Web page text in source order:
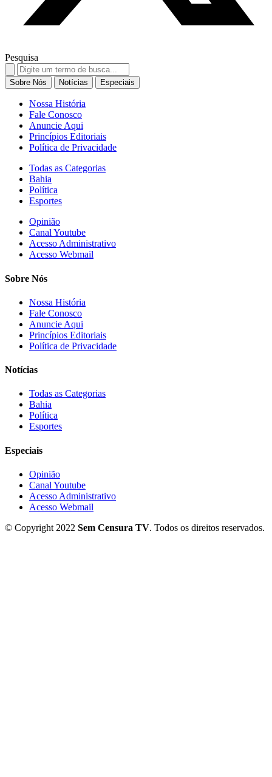
Pesquisa
Search
for:
Sobre Nós Notícias Especiais
Nossa História
Fale Conosco
Anuncie Aqui
Princípios Editoriais
Política de Privacidade
Todas as Categorias
Bahia
Política
Esportes
Opinião
Canal Youtube
Acesso Administrativo
Acesso Webmail
Sobre Nós
Nossa História
Fale Conosco
Anuncie Aqui
Princípios Editoriais
Política de Privacidade
Notícias
Todas as Categorias
Bahia
Política
Esportes
Especiais
Opinião
Canal Youtube
Acesso Administrativo
Acesso Webmail
© Copyright 2022 Sem Censura TV. Todos os direitos reservados.